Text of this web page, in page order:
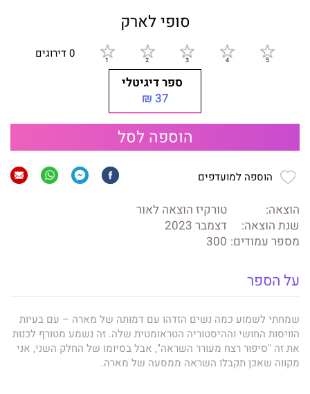
סופי לארק
0 דירוגים
ספר דיגיטלי
37 ₪
הוספה לסל
הוספה למועדפים
הוצאה:
טורקיז הוצאה לאור
שנת הוצאה:
דצמבר 2023
מספר עמודים: 300
על הספר
שמחתי לשמוע כמה נשים הזדהו עם דמותה של מארה – עם בעיות
הוויסות החושי וההיסטוריה הטראומטית שלה. זה נשמע מטורף לכנות
את זה "סיפור רצח מעורר השראה", אבל בסיומו של החלק השני, אני
מקווה שאכן תקבלו השראה ממסעה של מארה.